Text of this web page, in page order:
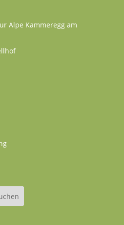
Alpe Kammeregg am